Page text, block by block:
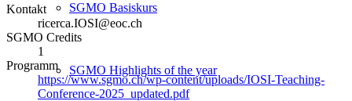
SGMO Basiskurs
SGMO Highlights of the year
Kontakt
ricerca.IOSI@eoc.ch
SGMO Credits
1
Programm
https://www.sgmo.ch/wp-content/uploads/IOSI-Teaching-
Conference-2025_updated.pdf